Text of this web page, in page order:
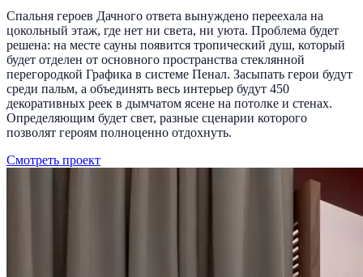
Спальня героев Дачного ответа вынуждено переехала на
цокольный этаж, где нет ни света, ни уюта. Проблема будет
решена: на месте сауны появится тропический душ, который
будет отделен от основного пространства стеклянной
перегородкой Графика в системе Пенал. Засыпать герои будут
среди пальм, а объединять весь интерьер будут 450
декоративных реек в дымчатом ясене на потолке и стенах.
Определяющим будет свет, разные сценарии которого
позволят героям полноценно отдохнуть.
Смотреть проект